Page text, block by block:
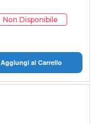
Non Disponibile
Aggiungi al Carrello